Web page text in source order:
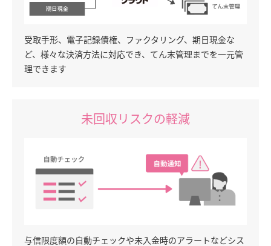
受取手形、電子記録債権、ファクタリング、期日現金な
ど、様々な決済方法に対応でき、てん末管理までを一元管
理できます
未回収リスクの軽減
与信限度額の自動チェックや未入金時のアラートなどシス